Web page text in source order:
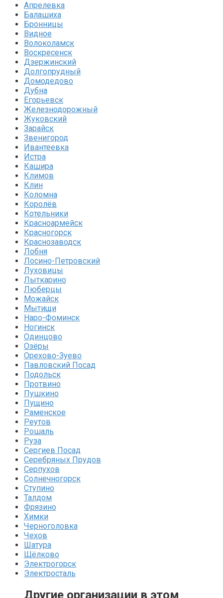
Апрелевка
Балашиха
Бронницы
Видное
Волоколамск
Воскресенск
Дзержинский
Долгопрудный
Домодедово
Дубна
Егорьевск
Железнодорожный
Жуковский
Зарайск
Звенигород
Ивантеевка
Истра
Кашира
Климов
Клин
Коломна
Королёв
Котельники
Красноармейск
Красногорск
Краснозаводск
Лобня
Лосино-Петровский
Луховицы
Лыткарино
Люберцы
Можайск
Мытищи
Наро-Фоминск
Ногинск
Одинцово
Озёры
Орехово-Зуево
Павловский Посад
Подольск
Протвино
Пушкино
Пущино
Раменское
Реутов
Рошаль
Руза
Сергиев Посад
Серебряных Прудов
Серпухов
Солнечногорск
Ступино
Талдом
Фрязино
Химки
Черноголовка
Чехов
Шатура
Щёлково
Электрогорск
Электросталь
Другие организации в этом